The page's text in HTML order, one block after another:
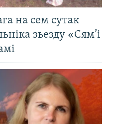
на сем сутак
зьезду «Сям’і